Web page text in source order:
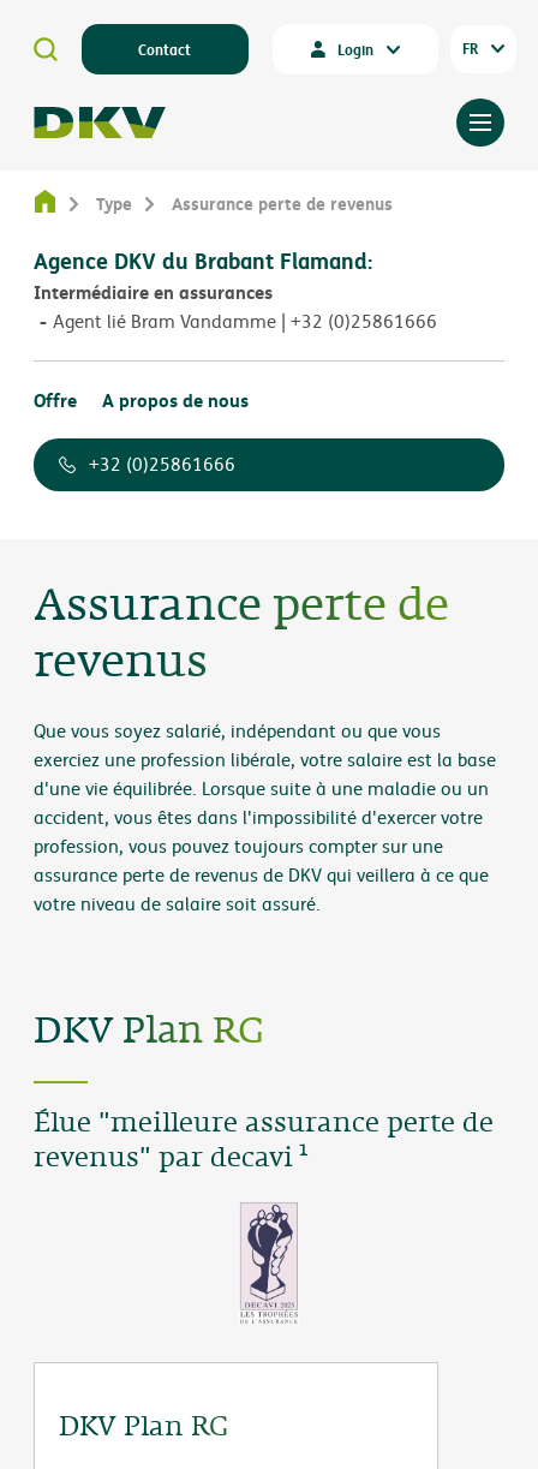
Contact Login FR
Agence DKV du Brabant Flamand:
Intermédiaire en assurances
Agent lié Bram Vandamme | +32 (0)25861666
Offre A propos de nous
+32 (0)25861666
Assurance perte de
revenus
Que vous soyez salarié, indépendant ou que vous
exerciez une profession libérale, votre salaire est la base
d'une vie équilibrée. Lorsque suite à une maladie ou un
accident, vous êtes dans l'impossibilité d'exercer votre
profession, vous pouvez toujours compter sur une
assurance perte de revenus de DKV qui veillera à ce que
votre niveau de salaire soit assuré.
Type Assurance perte de revenus
DKV Plan RG
Élue "meilleure assurance perte de
revenus" par decavi 1
DKV Plan RG